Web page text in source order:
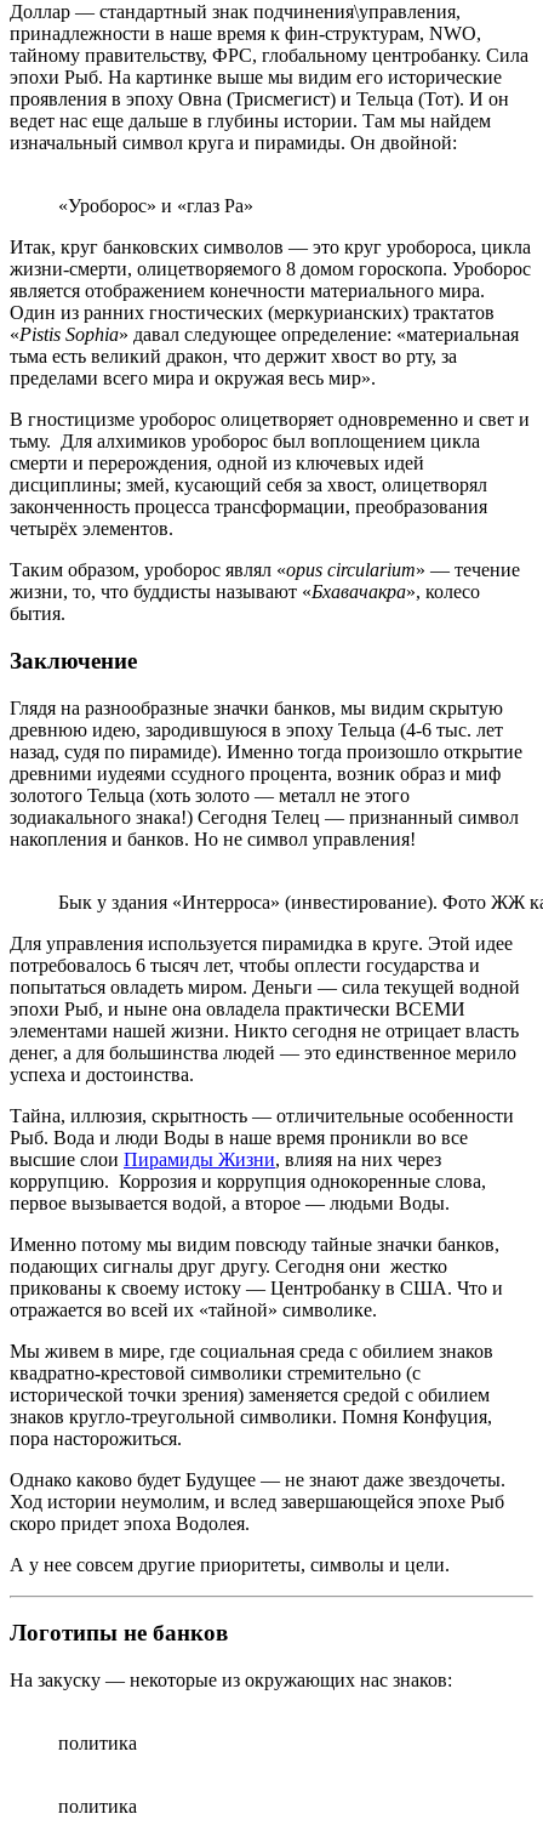
Доллар — стандартный знак подчинения\управления,
принадлежности в наше время к фин-структурам, NWO,
тайному правительству, ФРС, глобальному центробанку. Сила
эпохи Рыб. На картинке выше мы видим его исторические
проявления в эпоху Овна (Трисмегист) и Тельца (Тот). И он
ведет нас еще дальше в глубины истории. Там мы найдем
изначальный символ круга и пирамиды. Он двойной:
«Уроборос» и «глаз Ра»
Итак, круг банковских символов — это круг уробороса, цикла
жизни-смерти, олицетворяемого 8 домом гороскопа. Уроборос
является отображением конечности материального мира.
Один из ранних гностических (меркурианских) трактатов
«Pistis Sophia» давал следующее определение: «материальная
тьма есть великий дракон, что держит хвост во рту, за
пределами всего мира и окружая весь мир».
В гностицизме уроборос олицетворяет одновременно и свет и
тьму. Для алхимиков уроборос был воплощением цикла
смерти и перерождения, одной из ключевых идей
дисциплины; змей, кусающий себя за хвост, олицетворял
законченность процесса трансформации, преобразования
четырёх элементов.
Таким образом, уроборос являл «opus circularium» — течение
жизни, то, что буддисты называют «Бхавачакра», колесо
бытия.
Заключение
Глядя на разнообразные значки банков, мы видим скрытую
древнюю идею, зародившуюся в эпоху Тельца (4-6 тыс. лет
назад, судя по пирамиде). Именно тогда произошло открытие
древними иудеями ссудного процента, возник образ и миф
золотого Тельца (хоть золото — металл не этого
зодиакального знака!) Сегодня Телец — признанный символ
накопления и банков. Но не символ управления!
Бык у здания «Интерроса» (инвестирование). Фото ЖЖ
Для управления используется пирамидка в круге. Этой идее
потребовалось 6 тысяч лет, чтобы оплести государства и
попытаться овладеть миром. Деньги — сила текущей водной
эпохи Рыб, и ныне она овладела практически ВСЕМИ
элементами нашей жизни. Никто сегодня не отрицает власть
денег, а для большинства людей — это единственное мерило
успеха и достоинства.
Тайна, иллюзия, скрытность — отличительные особенности
Рыб. Вода и люди Воды в наше время проникли во все
высшие слои Пирамиды Жизни, влияя на них через
коррупцию. Коррозия и коррупция однокоренные слова,
первое вызывается водой, а второе — людьми Воды.
Именно потому мы видим повсюду тайные значки банков,
подающих сигналы друг другу. Сегодня они жестко
прикованы к своему истоку — Центробанку в США. Что и
отражается во всей их «тайной» символике.
Мы живем в мире, где социальная среда с обилием знаков
квадратно-крестовой символики стремительно (с
исторической точки зрения) заменяется средой с обилием
знаков кругло-треугольной символики. Помня Конфуция,
пора насторожиться.
Однако каково будет Будущее — не знают даже звездочеты.
Ход истории неумолим, и вслед завершающейся эпохе Рыб
скоро придет эпоха Водолея.
А у нее совсем другие приоритеты, символы и цели.
Логотипы не банков
На закуску — некоторые из окружающих нас знаков:
политика
политика